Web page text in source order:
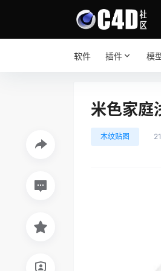
软件 插件 模
米色家庭
木纹贴图